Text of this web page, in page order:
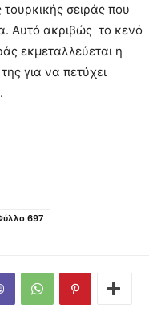
σειράς που
Αυτό ακριβώς το κενό
εκμεταλλεύεται η
για να πετύχει
697